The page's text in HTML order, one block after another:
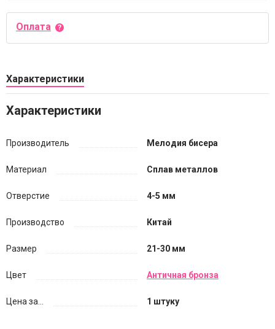
Оплата
Характеристики
Характеристики
Производитель Мелодия бисера
Материал Сплав металлов
Отверстие 4-5 мм
Производство Китай
Размер 21-30 мм
Цвет Античная бронза
Цена за... 1 штуку